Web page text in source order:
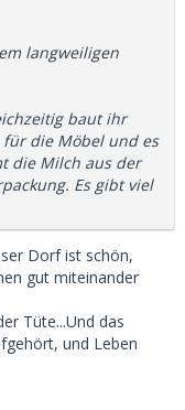
langweiligen
baut ihr
für die Möbel und es
die Milch aus der
Es gibt viel
Dorf ist schön,
gut miteinander
Tüte...Und das
und Leben